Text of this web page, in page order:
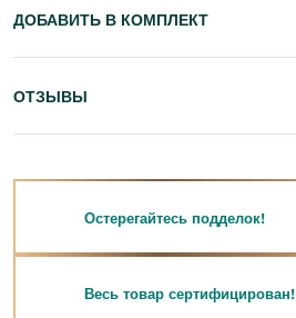
ДОБАВИТЬ В КОМПЛЕКТ
ОТЗЫВЫ
Остерегайтесь подделок!
Весь товар сертифицирован!